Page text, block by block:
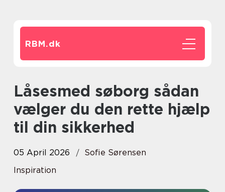
RBM.dk
Låsesmed søborg sådan
vælger du den rette hjælp
til din sikkerhed
05 April 2026
Sofie Sørensen
Inspiration